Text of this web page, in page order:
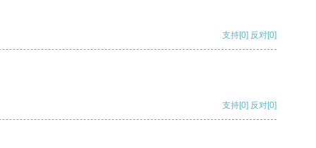
支持[0] 反对[0]
支持[0] 反对[0]